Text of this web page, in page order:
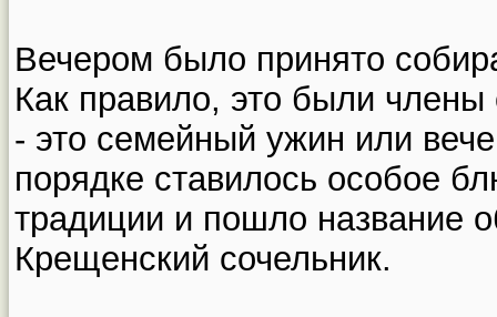
Вечером было принято
Как правило, это были члены
- это семейный ужин или
порядке ставилось особое
традиции и пошло название
Крещенский сочельник.